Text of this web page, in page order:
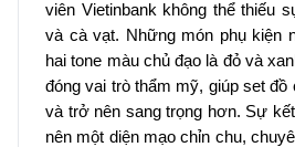
viên Vietinbank không thể thiếu
và cà vạt. Những món phụ kiện
hai tone màu chủ đạo là đỏ và
đóng vai trò thẩm mỹ, giúp set
và trở nên sang trọng hơn. Sự
nên một diện mạo chỉn chu,